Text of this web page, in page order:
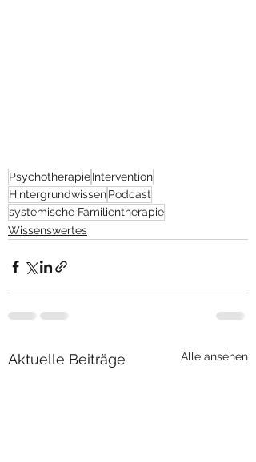
PsychotherapieIntervention
HintergrundwissenPodcast
systemische Familientherapie
Wissenswertes
Aktuelle Beiträge Alle ansehen